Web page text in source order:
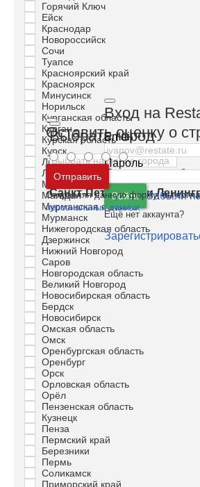
Выбрать город
Москва и
Московская
Санкт-Петербург и
Вход на
Email
Пароль
Войти Забыли
Ещё нет аккаунта?
Горячий Ключ
Ейск
Краснодар
Новороссийск
Сочи
Туапсе
Красноярский край
Красноярск
Минусинск
Норильск
Курганская область
Курган
Курская область
Курск
Липецкая область
Липецк
Магаданская область
Магадан
Мурманская область
Мурманск
Нижегородская область
Дзержинск
Нижний Новгород
Саров
Новгородская область
Великий Новгород
Новосибирская область
Бердск
Новосибирск
Омская область
Омск
Оренбургская область
Оренбург
Орск
Орловская область
Орёл
Пензенская область
Кузнецк
Пенза
Пермский край
Березники
Пермь
Соликамск
Приморский край
Оставить оценку о
Отправить
Отправляя данную форму, вы
персональных данных